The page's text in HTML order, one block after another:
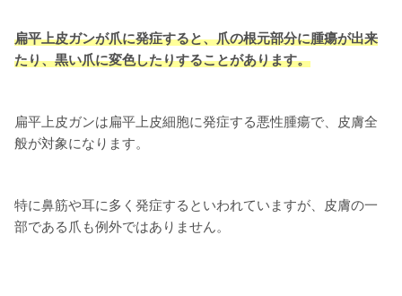
扁平上皮ガンが爪に発症すると、爪の根元部分に腫瘍が出来
たり、黒い爪に変色したりすることがあります。
扁平上皮ガンは扁平上皮細胞に発症する悪性腫瘍で、皮膚全
般が対象になります。
特に鼻筋や耳に多く発症するといわれていますが、皮膚の一
部である爪も例外ではありません。